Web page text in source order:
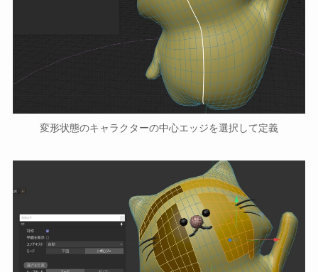
変形状態のキャラクターの中心エッジを選択して定義